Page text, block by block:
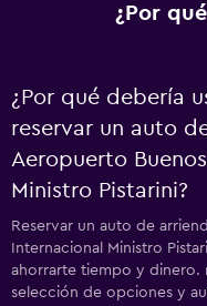
¿Por
¿Por qué debería
reservar un auto
Aeropuerto
Ministro Pistarini?
Reservar un auto de
Internacional Ministro
ahorrarte tiempo y dinero.
selección de opciones y